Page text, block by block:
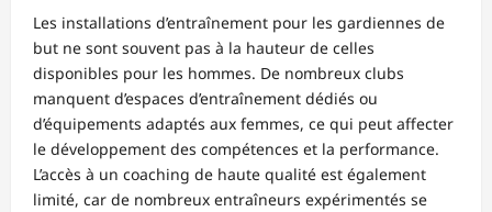
Les installations d’entraînement pour les gardiennes de
but ne sont souvent pas à la hauteur de celles
disponibles pour les hommes. De nombreux clubs
manquent d’espaces d’entraînement dédiés ou
d’équipements adaptés aux femmes, ce qui peut affecter
le développement des compétences et la performance.
L’accès à un coaching de haute qualité est également
limité, car de nombreux entraîneurs expérimentés se